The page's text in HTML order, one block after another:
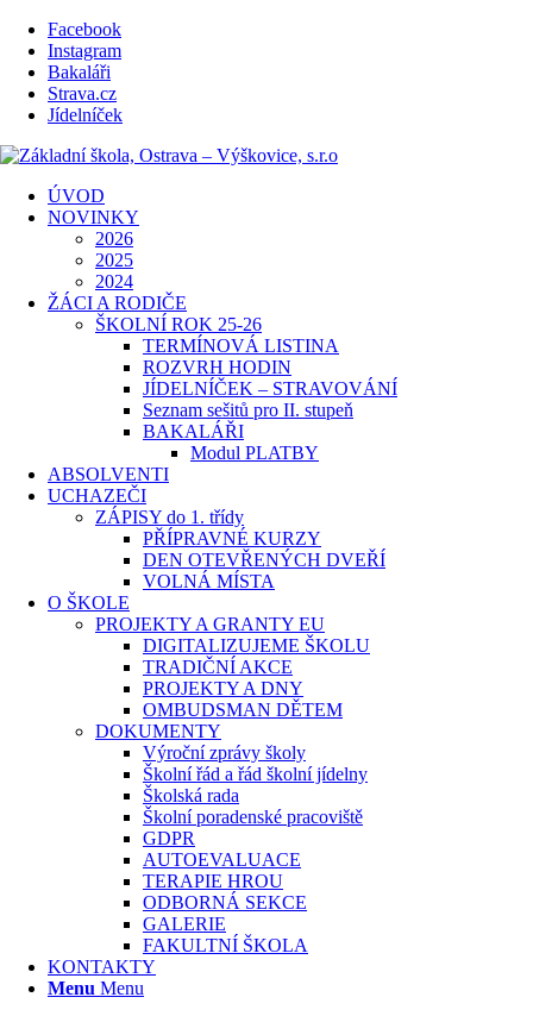
Facebook
Instagram
Bakaláři
Strava.cz
Jídelníček
ÚVOD
NOVINKY
2026
2025
2024
ŽÁCI A RODIČE
ŠKOLNÍ ROK 25-26
TERMÍNOVÁ LISTINA
ROZVRH HODIN
JÍDELNÍČEK – STRAVOVÁNÍ
Seznam sešitů pro II. stupeň
BAKALÁŘI
Modul PLATBY
ABSOLVENTI
UCHAZEČI
ZÁPISY do 1. třídy
PŘÍPRAVNÉ KURZY
DEN OTEVŘENÝCH DVEŘÍ
VOLNÁ MÍSTA
O ŠKOLE
PROJEKTY A GRANTY EU
DIGITALIZUJEME ŠKOLU
TRADIČNÍ AKCE
PROJEKTY A DNY
OMBUDSMAN DĚTEM
DOKUMENTY
Výroční zprávy školy
Školní řád a řád školní jídelny
Školská rada
Školní poradenské pracoviště
GDPR
AUTOEVALUACE
TERAPIE HROU
ODBORNÁ SEKCE
GALERIE
FAKULTNÍ ŠKOLA
KONTAKTY
Menu Menu